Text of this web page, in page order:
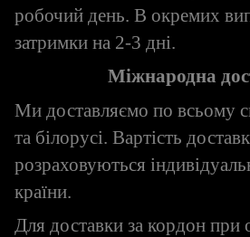
робочий день. В окремих
затримки на 2-3 дні.
Міжнародна
Ми доставляємо по всьому
та білорусі. Вартість
розраховуються
країни.
Для доставки за кордон при